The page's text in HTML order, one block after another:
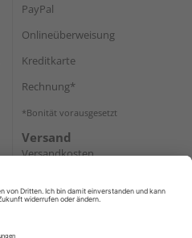
PayPal
Onlineüberweisung
Kreditkarte
Rechnung*
*Bonität vorausgesetzt
Versand
Versandkosten